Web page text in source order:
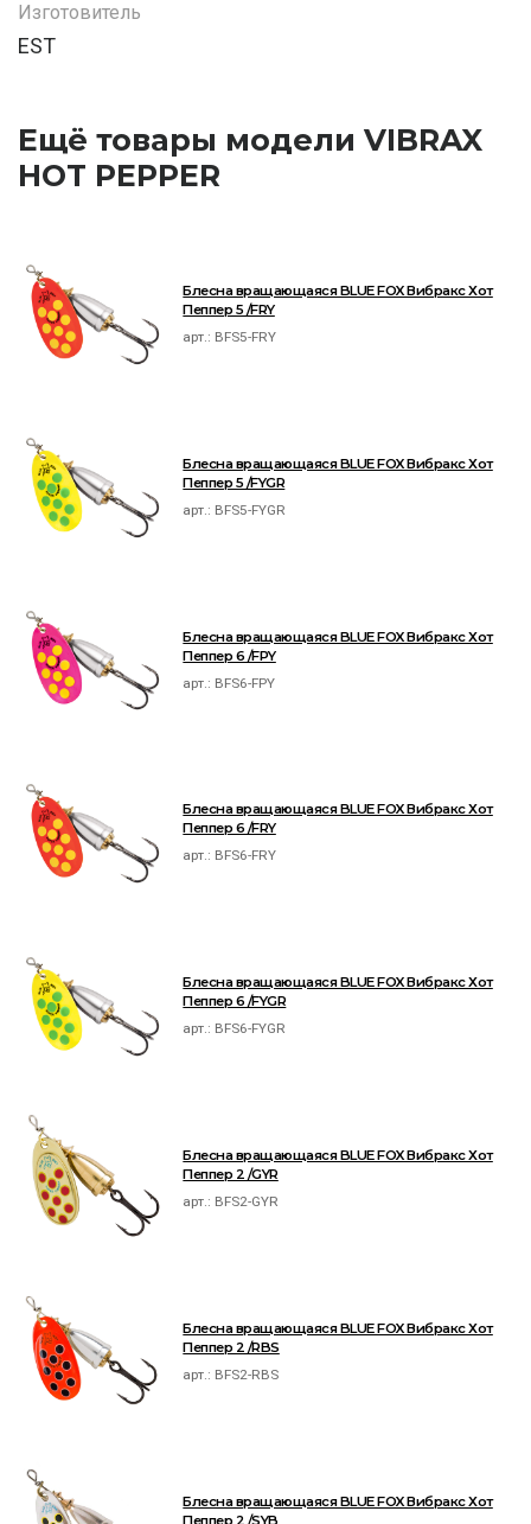
Изготовитель
EST
Ещё товары модели VIBRAX
HOT PEPPER
Блесна вращающаяся BLUE FOX Вибракс Хот
Пеппер 5 /FRY
арт.: BFS5-FRY
Блесна вращающаяся BLUE FOX Вибракс Хот
Пеппер 5 /FYGR
арт.: BFS5-FYGR
Блесна вращающаяся BLUE FOX Вибракс Хот
Пеппер 6 /FPY
арт.: BFS6-FPY
Блесна вращающаяся BLUE FOX Вибракс Хот
Пеппер 6 /FRY
арт.: BFS6-FRY
Блесна вращающаяся BLUE FOX Вибракс Хот
Пеппер 6 /FYGR
арт.: BFS6-FYGR
Блесна вращающаяся BLUE FOX Вибракс Хот
Пеппер 2 /GYR
арт.: BFS2-GYR
Блесна вращающаяся BLUE FOX Вибракс Хот
Пеппер 2 /RBS
арт.: BFS2-RBS
Блесна вращающаяся BLUE FOX Вибракс Хот
Пеппер 2 /SYB